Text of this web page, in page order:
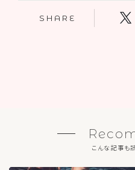
SHARE
こんな記事も